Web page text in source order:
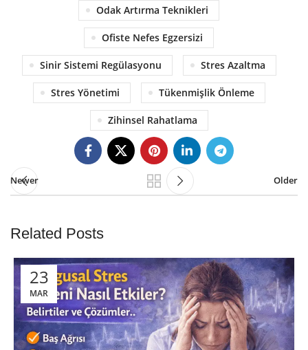
Odak Artırma Teknikleri
Ofiste Nefes Egzersizi
Sinir Sistemi Regülasyonu Stres Azaltma
Stres Yönetimi Tükenmişlik Önleme
Zihinsel Rahatlama
Newer Older
Related Posts
23
MAR